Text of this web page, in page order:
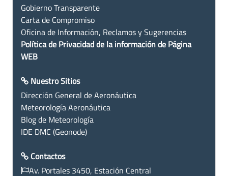
Gobierno Transparente
Carta de Compromiso
Oficina de Información, Reclamos y Sugerencias
Política de Privacidad de la información de Página
WEB
Nuestro Sitios
Dirección General de Aeronáutica
Meteorología Aeronáutica
Blog de Meteorología
IDE DMC (Geonode)
Contactos
Av. Portales 3450, Estación Central